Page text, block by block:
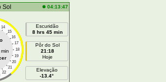
Sol 04:13:47
14
15
16
17
18
19
20
21
22
min
Escuridão
8 hrs 45 min
Pôr do Sol
21:18
Hoje
Elevação
-13.4°